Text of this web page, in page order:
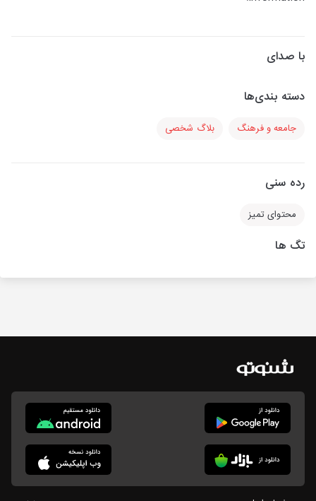
با صدای
دسته بندی‌ها
جامعه و فرهنگ بلاگ شخصی
رده سنی
محتوای تمیز
تگ ها